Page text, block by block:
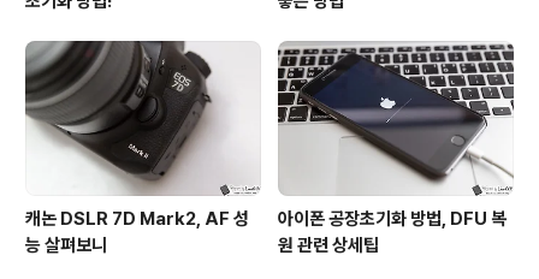
캐논 DSLR 7D Mark2, AF 성
능 살펴보니
아이폰 공장초기화 방법, DFU 복
원 관련 상세팁